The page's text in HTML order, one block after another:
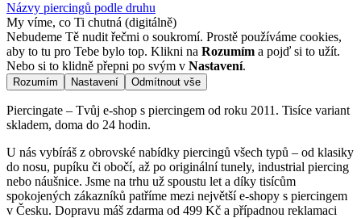
Názvy piercingů podle druhu
My víme, co Ti chutná (digitálně)
Nebudeme Tě nudit řečmi o soukromí. Prostě používáme cookies,
aby to tu pro Tebe bylo top. Klikni na Rozumím a pojď si to užít.
Nebo si to klidně přepni po svým v Nastavení.
Rozumím Nastavení Odmítnout vše
Piercingate – Tvůj e-shop s piercingem od roku 2011. Tisíce variant
skladem, doma do 24 hodin.
U nás vybíráš z obrovské nabídky piercingů všech typů – od klasiky
do nosu, pupíku či obočí, až po originální tunely, industrial piercing
nebo náušnice. Jsme na trhu už spoustu let a díky tisícům
spokojených zákazníků patříme mezi největší e-shopy s piercingem
v Česku. Dopravu máš zdarma od 499 Kč a případnou reklamaci